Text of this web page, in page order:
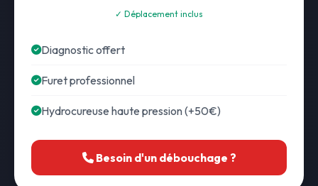
✓ Déplacement inclus
Diagnostic offert
Furet professionnel
Hydrocureuse haute pression (+50€)
Besoin d'un débouchage ?